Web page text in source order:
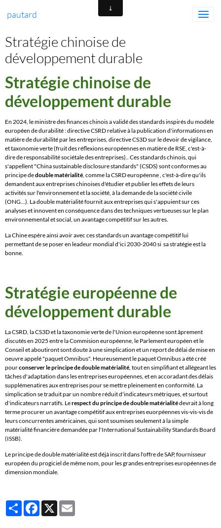
pautard
Stratégie chinoise de
développement durable
Stratégie chinoise de
développement durable
En 2024, le ministre des finances chinois a validé des standards inspirés du modèle
européen de durabilité : directive CSRD relative à la publication d'informations en
matière de durabilité par les entreprises, directive CS3D sur le devoir de vigilance,
et taxonomie verte (fruit des réflexions européennes en matière de RSE, c'est-à-
dire de responsabilité sociétale des entreprises).. Ces standards chinois, qui
s'appellent "China sustainable disclosure standards" (CSDS) sont conformes au
principe dedouble matérialité, comme la CSRD européenne , c'est-à-dire qu'ils
demandent aux entreprises chinoises d'étudier et publier les effets de leurs
activités sur l'environnement et la société, à la demande de la société civile
(ONG...). La double matérialité fournit aux entreprises qui s'appuient sur ces
analyses et innovent en conséquence dans des techniques vertueuses sur le plan
environnemental et social, un avantage compétitif sur les autres.
La Chine espère ainsi avoir avec ces standards un avantage compétitif lui
permettant de se poser en leadeur mondial d'ici 2030-2040 si sa stratégie est la
bonne.
Stratégie européenne de
développement durable
La CSRD, la CS3D et la taxonomie verte de l'Union européenne sont âprement
discutés en 2025 entre la Commision européenne, le Parlement européen et le
Conseil et aboutiront sont doute à une simplication et un report de délai de mise en
oeuvre appelé "paquet Omnibus". Heureusement le paquet Omnibus a été créé
pourconserver le principe de double matérialité, tout en simplifiant et allégeant les
tâches d'adaptation dans les entreprises européennes, et en accoradant des délais
supplémenatires aux entreprises pour se mettre pleinement en conformité. La
simplication se traduit par un nombre réduit d'indicateurs métriques, et surtout
d'indicateurs narratifs. Lerespect du principe de double matérialitédevrait à long
terme procurer un avantage compétitif aux entreprises euorpéennes vis-vis-vis de
leurs concurrentes américaines, qui sont soumises seulement à la simple
matérialité financière demandée par l'International Sustainability Standards Board
(ISSB).
Le principe de double matérialité est déjà inscrit dans l'offre de SAP, fournisseur
européen du progiciel de même nom, pour les grandes entreprises européennes de
dimension mondiale.
PartagerFacebook
X